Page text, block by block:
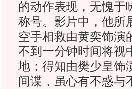
的动作表现，无愧于
称号。影片中，他所
空手相救由黄奕饰演
不到一分钟时间将视
地；得知由樊少皇饰
间谍，虽心有不惑与